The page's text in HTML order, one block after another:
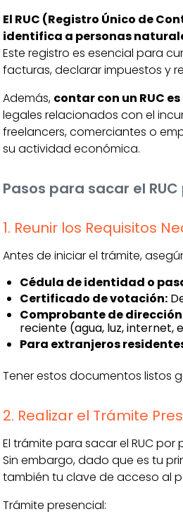
El RUC (Registro Único de
identifica a personas
Este registro es esencial para
facturas, declarar impuestos y
Además, contar con un RUC
legales relacionados con el
freelancers, comerciantes o
su actividad económica.
Pasos para sacar el
1. Reunir los Requisitos
Antes de iniciar el trámite,
Cédula de identidad o
Certificado de votación:
Comprobante de
reciente (agua, luz, internet,
Para extranjeros
Tener estos documentos listos
2. Realizar el Trámite
El trámite para sacar el RUC
Sin embargo, dado que es tu
también tu clave de acceso al
Trámite presencial: